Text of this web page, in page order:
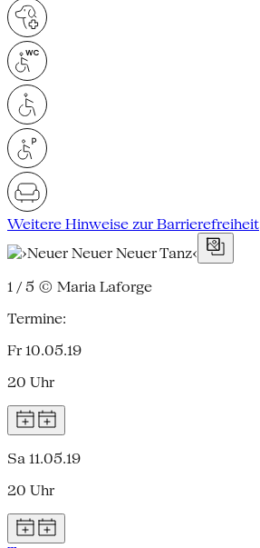
Weitere Hinweise zur Barrierefreiheit
1 / 5 © Maria Laforge
Termine:
Fr 10.05.19
20 Uhr
Sa 11.05.19
20 Uhr